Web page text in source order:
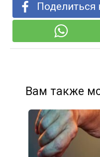
Поделиться
Вам также